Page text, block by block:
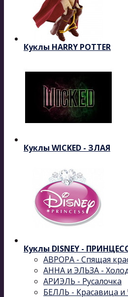
Куклы HARRY POTTER
Куклы WICKED - ЗЛАЯ
Куклы DISNEY -
АВРОРА - Спящая
АННА и ЭЛЬЗА -
АРИЭЛЬ - Русалочка
БЕЛЛЬ - Красавица